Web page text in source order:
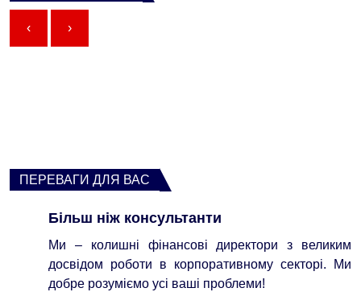
‹ ›
ПЕРЕВАГИ ДЛЯ ВАС
Більш ніж консультанти
Ми – колишні фінансові директори з великим
досвідом роботи в корпоративному секторі. Ми
добре розуміємо усі ваші проблеми!